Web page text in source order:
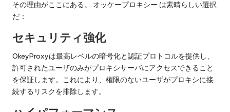
その理由がここにある。 オッケープロキシー は素晴らしい選択
だ：
セキュリティ強化
OkeyProxyは最高レベルの暗号化と認証プロトコルを提供し、
許可されたユーザのみがプロキシサーバにアクセスできること
を保証します。これにより、権限のないユーザがプロキシに接
続するリスクを排除します。